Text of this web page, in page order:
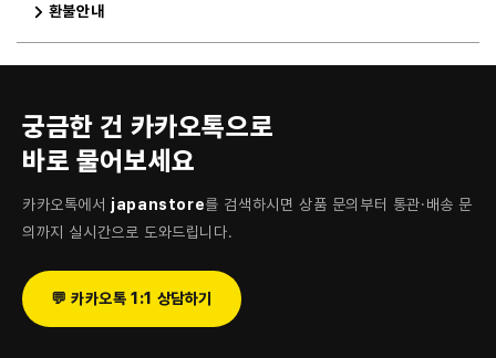
환불안내
궁금한 건 카카오톡으로
바로 물어보세요
카카오톡에서 japanstore를 검색하시면 상품 문의부터 통관·배송 문
의까지 실시간으로 도와드립니다.
💬 카카오톡 1:1 상담하기